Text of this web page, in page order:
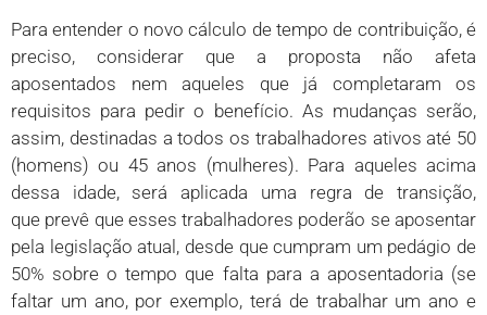
Para entender o novo cálculo de tempo de contribuição, é
preciso, considerar que a proposta não afeta
aposentados nem aqueles que já completaram os
requisitos para pedir o benefício. As mudanças serão,
assim, destinadas a todos os trabalhadores ativos até 50
(homens) ou 45 anos (mulheres). Para aqueles acima
dessa idade, será aplicada uma regra de transição,
que prevê que esses trabalhadores poderão se aposentar
pela legislação atual, desde que cumpram um pedágio de
50% sobre o tempo que falta para a aposentadoria (se
faltar um ano, por exemplo, terá de trabalhar um ano e